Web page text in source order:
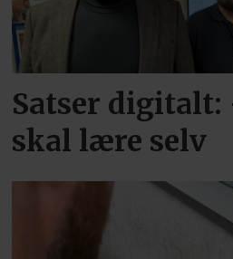
Satser digitalt:
skal lære selv